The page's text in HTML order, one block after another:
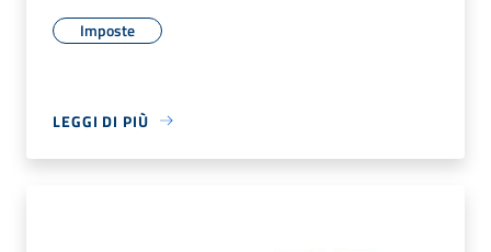
Imposte
LEGGI DI PIÙ